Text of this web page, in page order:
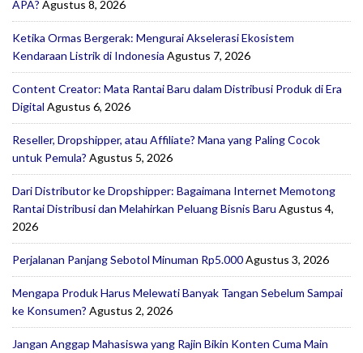
APA? Agustus 8, 2026
Ketika Ormas Bergerak: Mengurai Akselerasi Ekosistem
Kendaraan Listrik di Indonesia Agustus 7, 2026
Content Creator: Mata Rantai Baru dalam Distribusi Produk di Era
Digital Agustus 6, 2026
Reseller, Dropshipper, atau Affiliate? Mana yang Paling Cocok
untuk Pemula? Agustus 5, 2026
Dari Distributor ke Dropshipper: Bagaimana Internet Memotong
Rantai Distribusi dan Melahirkan Peluang Bisnis Baru Agustus 4,
2026
Perjalanan Panjang Sebotol Minuman Rp5.000Agustus 3, 2026
Mengapa Produk Harus Melewati Banyak Tangan Sebelum Sampai
ke Konsumen? Agustus 2, 2026
Jangan Anggap Mahasiswa yang Rajin Bikin Konten Cuma Main